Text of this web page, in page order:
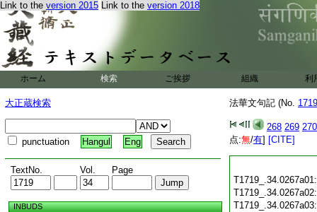
Link to the version 2015 Link to the version 2018
ホーム 検索 ご挨拶 組織 利
大正蔵検索
punctuation Hangul Eng
TextNo. Vol. Page
INBUDS
法華文句記 (No.
268 269 270
点:無/有] [CITE]